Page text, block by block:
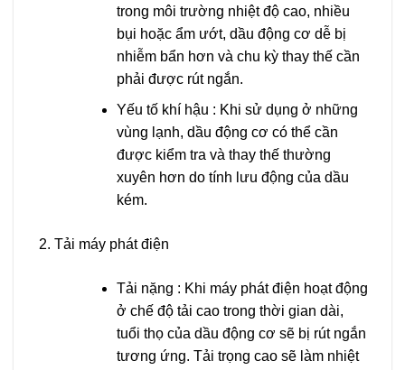
trong môi trường nhiệt độ cao, nhiều
bụi hoặc ẩm ướt, dầu động cơ dễ bị
nhiễm bẩn hơn và chu kỳ thay thế cần
phải được rút ngắn.
Yếu tố khí hậu : Khi sử dụng ở những
vùng lạnh, dầu động cơ có thể cần
được kiểm tra và thay thế thường
xuyên hơn do tính lưu động của dầu
kém.
Tải máy phát điện
Tải nặng : Khi máy phát điện hoạt động
ở chế độ tải cao trong thời gian dài,
tuổi thọ của dầu động cơ sẽ bị rút ngắn
tương ứng. Tải trọng cao sẽ làm nhiệt